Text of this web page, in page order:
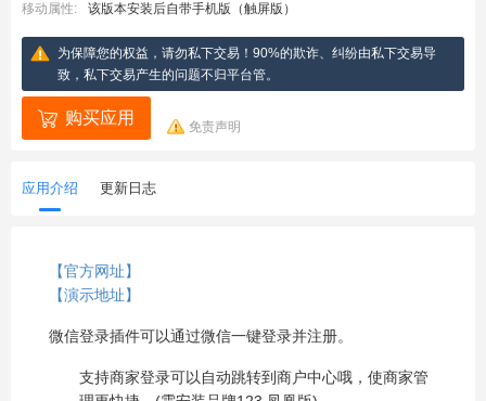
移动属性:
该版本安装后自带手机版（触屏版）
为保障您的权益，请勿私下交易！90%的欺诈、纠纷由私下交易导
致，私下交易产生的问题不归平台管。
购买应用 免责声明
应用介绍 更新日志
【官方网址】
【演示地址】
微信登录插件可以通过微信一键登录并注册。
支持商家登录可以自动跳转到商户中心哦，使商家管